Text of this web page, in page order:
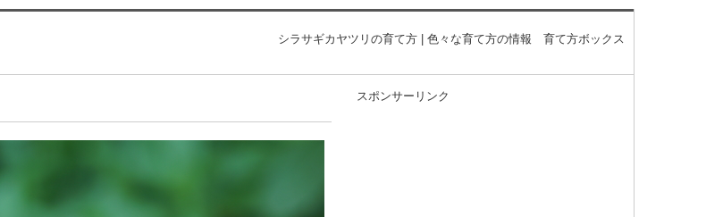
シラサギカヤツリの育て方 | 色々な育て方の情報 育て方ボックス
スポンサーリンク